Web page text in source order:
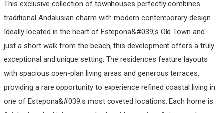
This exclusive collection of townhouses perfectly combines
traditional Andalusian charm with modern contemporary design.
Ideally located in the heart of Estepona&#039;s Old Town and
just a short walk from the beach, this development offers a truly
exceptional and unique setting. The residences feature layouts
with spacious open-plan living areas and generous terraces,
providing a rare opportunity to experience refined coastal living in
one of ‌Estepona&#039;s ‌most ‌coveted ‌locations. Each ‌home is